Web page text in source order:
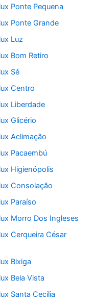
Ponte Pequena
Ponte Grande
Luz
Bom Retiro
Sé
Centro
Liberdade
Glicério
Aclimação
Pacaembú
Higienópolis
Consolação
Paraíso
Morro Dos Ingleses
Cerqueira César
Bixiga
Bela Vista
Santa Cecília